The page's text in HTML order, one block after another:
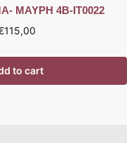
ΜΑΥΡΗ 4B-IT0022
115,00
to cart